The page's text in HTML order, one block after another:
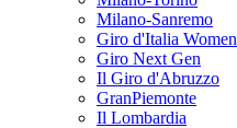
Milano-Sanremo
Giro d'Italia Women
Giro Next Gen
Il Giro d'Abruzzo
GranPiemonte
Il Lombardia